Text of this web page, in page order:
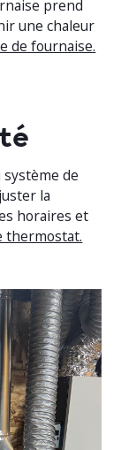
prend
une chaleur
de fournaise.
de
la
horaires et
thermostat.